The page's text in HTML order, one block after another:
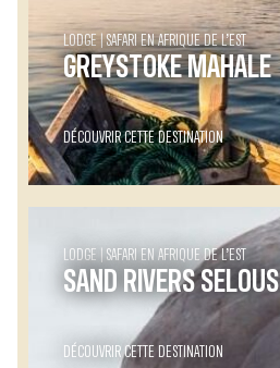
LODGE SAFARI EN AFRIQUE DE L’EST
GREYSTOKE MAHALE
DÉCOUVRIR CETTE DESTINATION
LODGE SAFARI EN AFRIQUE DE L’EST
SAND RIVERS SELOUS
DÉCOUVRIR CETTE DESTINATION